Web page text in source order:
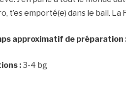
t’es emporté(e) dans le bail.
approximatif de préparation
:3-4 bg